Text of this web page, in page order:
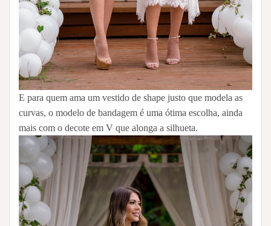
E para quem ama um vestido de shape justo que modela as
curvas, o modelo de bandagem é uma ótima escolha, ainda
mais com o decote em V que alonga a silhueta.